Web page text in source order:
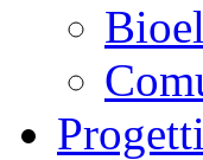
Progetti